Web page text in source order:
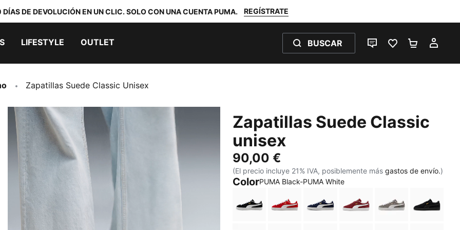
DE DEVOLUCIÓN EN UN CLIC. SOLO CON UNA CUENTA PUMA. REGÍSTRATE
LIFESTYLE OUTLET BUSCAR
CHAT EN DIRECTO
FAVORITOS 0
MI
Zapatillas Suede Classic Unisex
Zapatillas Suede Classic
unisex
90,00 €
(El precio incluye 21% IVA, posiblemente másgastos de envío.)
ColorPUMA Black-PUMA White
PUMA Black-PUMA White
For All Time Red-PUMA White
PUMA Navy-PUMA White
Team Regal Red-PUMA
Cast Iron-PUMA
PUMA